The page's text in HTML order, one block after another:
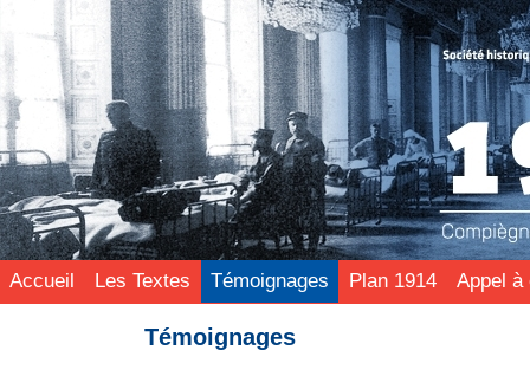
Accueil Les Textes Témoignages Plan 1914 Appel à
Témoignages